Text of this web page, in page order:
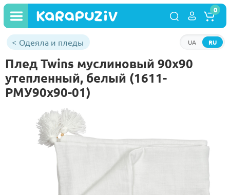
RU
UA
0
Одеяла и пледы
Плед Twins муслиновый 90x90
утепленный, белый (1611-
PMУ90х90-01)